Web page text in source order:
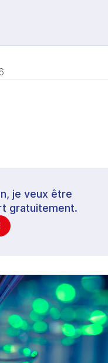
je veux être
gratuitement.